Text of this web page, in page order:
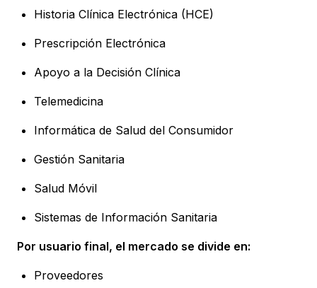
Historia Clínica Electrónica (HCE)
Prescripción Electrónica
Apoyo a la Decisión Clínica
Telemedicina
Informática de Salud del Consumidor
Gestión Sanitaria
Salud Móvil
Sistemas de Información Sanitaria
Por usuario final, el mercado se divide en:
Proveedores